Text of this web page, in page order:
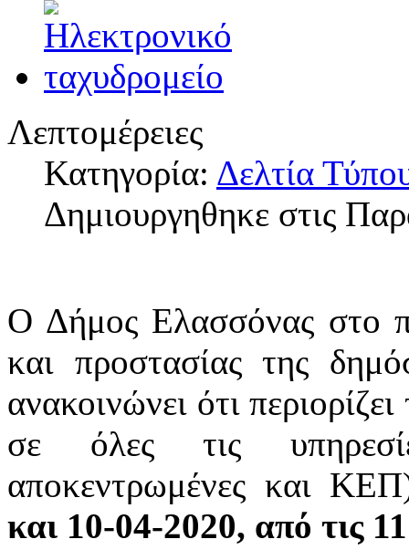
Λεπτομέρειες
Κατηγορία: Δελτία
Δημιουργηθηκε στις
Ο Δήμος Ελασσόνας στο
και προστασίας της
ανακοινώνει ότι
σε όλες τις
αποκεντρωμένες και
και 10-04-2020, από τις